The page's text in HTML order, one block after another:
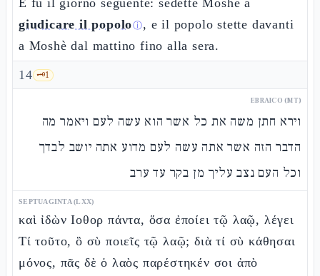
E fu il giorno seguente: sedette Moshè a
giudicare il popoloⓘ, e il popolo stette davanti
a Moshè dal mattino fino alla sera.
14 🗝️1
EBRAICO (MT)
וירא חתן משה את כל אשר הוא עשה לעם ויאמר מה
הדבר הזה אשר אתה עשה לעם מדוע אתה יושב לבדך
וכל העם נצב עליך מן בקר עד ערב
SEPTUAGINTA (LXX)
καὶ ἰδὼν Ιοθορ πάντα, ὅσα ἐποίει τῷ λαῷ, λέγει
Τί τοῦτο, ὃ σὺ ποιεῖς τῷ λαῷ; διὰ τί σὺ κάθησαι
μόνος, πᾶς δὲ ὁ λαὸς παρέστηκέν σοι ἀπὸ